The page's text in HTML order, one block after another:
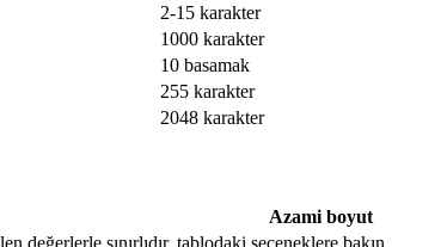
2-15 karakter
1000 karakter
10 basamak
255 karakter
2048 karakter
Azami boyut
değerlerle sınırlıdır, tablodaki seçeneklere bakın